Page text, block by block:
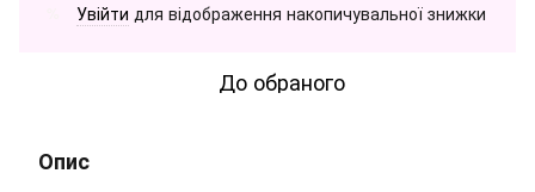
Увійти для відображення накопичувальної знижки
До обраного
Опис